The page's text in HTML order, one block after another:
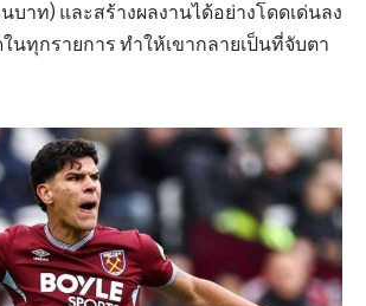
บาท) และสร้างผลงานได้อย่างโดดเด่นลง
นทุกรายการ ทำให้เขากลายเป็นที่จับตา